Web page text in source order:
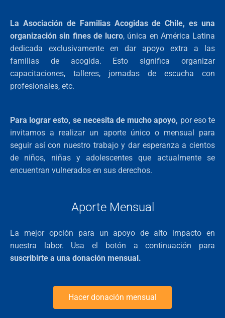
Inicio
Historia
Hazte parte
Integra tu familia
Calendario
Haz tu donación
Noticias
La Asociación de Familias Acogidas de Chile, es una
organización sin fines de lucro, única en América Latina
dedicada exclusivamente en dar apoyo extra a las
familias de acogida. Esto significa organizar
capacitaciones, talleres, jornadas de escucha con
profesionales, etc.
Para lograr esto, se necesita de mucho apoyo, por eso te
invitamos a realizar un aporte único o mensual para
seguir así con nuestro trabajo y dar esperanza a cientos
de niños, niñas y adolescentes que actualmente se
encuentran vulnerados en sus derechos.
Aporte Mensual
La mejor opción para un apoyo de alto impacto en
nuestra labor. Usa el botón a continuación para
suscribirte a una donación mensual.
Hacer donación mensual